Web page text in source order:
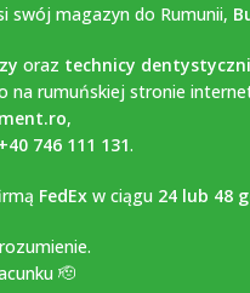
swój magazyn do Rumunii,
oraz technicy dentystyczni
na rumuńskiej stronie
,
746 111 131.
FedExw ciągu 24 lub 48
🫡
(0)
z
klasy 5-6AL4V i
Stosowane są w